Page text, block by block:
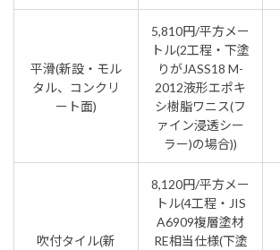
平滑(新設・モル
タル、コンクリ
ート面)
5,810円/平方メー
トル(2工程・下塗
りがJASS18 M-
2012液形エポキ
シ樹脂ワニス(フ
ァイン浸透シー
ラー)の場合))
吹付タイル(新
8,120円/平方メー
トル(4工程・JIS
A6909複層塗材
RE相当仕様(下塗